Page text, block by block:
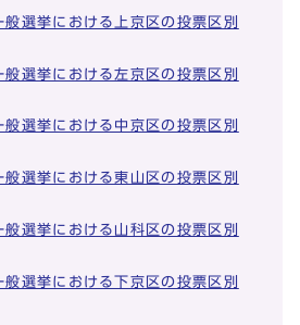
選挙における上京区の投票区別
選挙における左京区の投票区別
般選挙における中京区の投票区別
般選挙における東山区の投票区別
選挙における山科区の投票区別
選挙における下京区の投票区別